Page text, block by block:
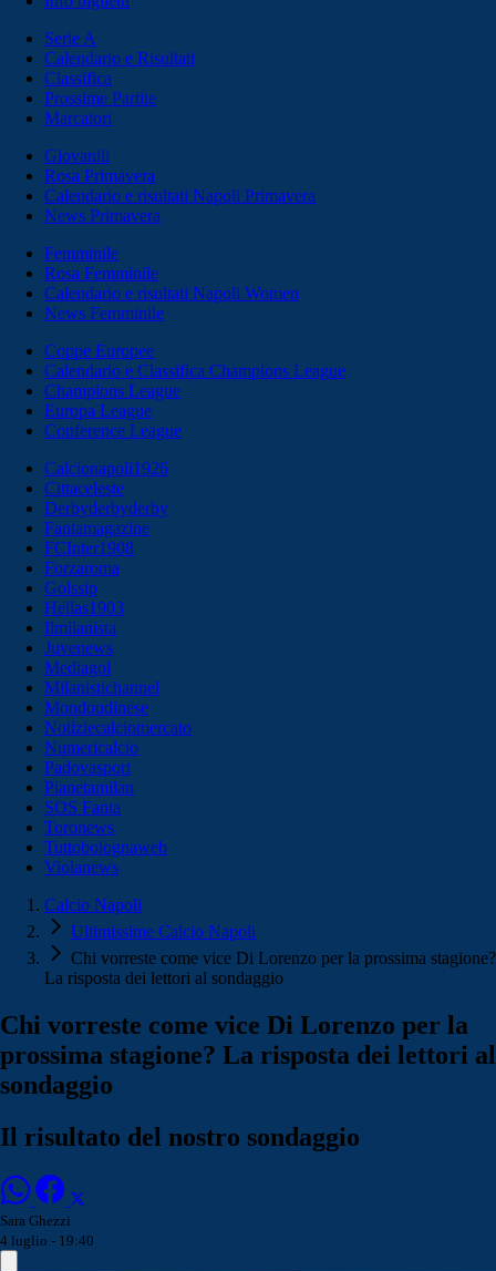
Serie A
Calendario e Risultati
Classifica
Prossime Partite
Marcatori
Giovanili
Rosa Primavera
Calendario e risultati Napoli Primavera
News Primavera
Femminile
Rosa Femminile
Calendario e risultati Napoli Women
News Femminile
Coppe Europee
Calendario e Classifica Champions League
Champions League
Europa League
Conference League
Calcionapoli1926
Cittaceleste
Derbyderbyderby
Fantamagazine
FCInter1908
Forzaroma
Golssip
Hellas1903
Ilmilanista
Juvenews
Mediagol
Milanistichannel
Mondoudinese
Notiziecalciomercato
Numericalcio
Padovasport
Pianetamilan
SOS Fanta
Toronews
Tuttobolognaweb
Violanews
Calcio Napoli
Ultimissime Calcio Napoli
Chi vorreste come vice Di Lorenzo per la prossima stagione?
La risposta dei lettori al sondaggio
Chi vorreste come vice Di Lorenzo per la
prossima stagione? La risposta dei lettori al
sondaggio
Il risultato del nostro sondaggio
Sara Ghezzi
4 luglio - 19:40